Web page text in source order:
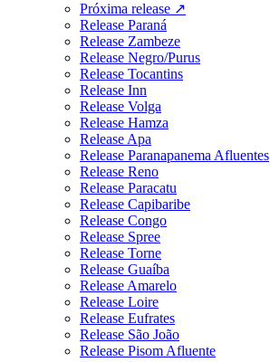
Próxima release ↗
Release Paraná
Release Zambeze
Release Negro/Purus
Release Tocantins
Release Inn
Release Volga
Release Hamza
Release Apa
Release Paranapanema Afluentes
Release Reno
Release Paracatu
Release Capibaribe
Release Congo
Release Spree
Release Torne
Release Guaíba
Release Amarelo
Release Loire
Release Eufrates
Release São João
Release Pisom Afluente